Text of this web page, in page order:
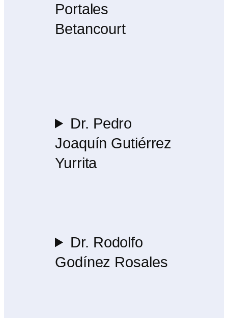
Portales
Betancourt
Dr. Pedro
Joaquín Gutiérrez
Yurrita
Dr. Rodolfo
Godínez Rosales